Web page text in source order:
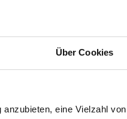
Über Cookies
eine Vielzahl von